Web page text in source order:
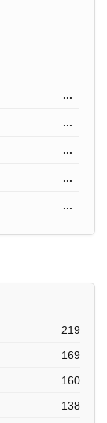
...
...
...
...
...
219
169
160
138